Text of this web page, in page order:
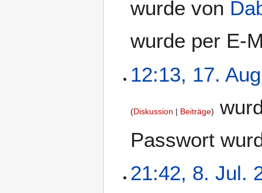
wurde von
wurde per E-
12:13, 17.
Diskussion Beiträge
Passwort
21:42, 8. Jul.